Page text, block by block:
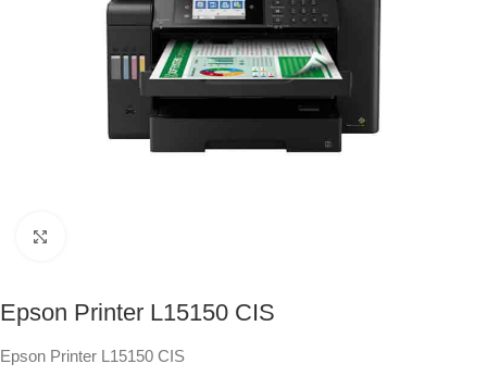
Epson Printer L15150 CIS
Epson Printer L15150 CIS